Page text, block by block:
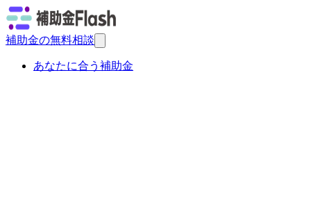
補助金の無料相談
あなたに合う補助金